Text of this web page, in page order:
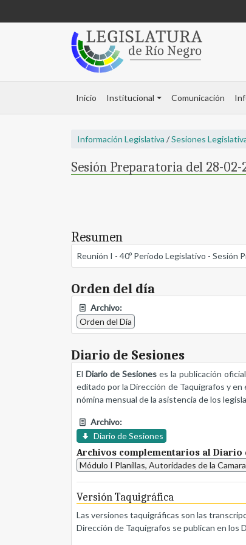
Inicio Institucional Comunicación
Información Legislativa /Sesiones
Sesión Preparatoria del 28-02-
Resumen
Reunión I - 40º Período Legislativo - Sesión
Orden del día
Archivo:
Orden del Día
Diario de Sesiones
ElDiario de Sesiones es la publicación
editado por la Dirección de Taquígrafos y
nómina mensual de la asistencia de los
Archivo:
Diario de Sesiones
Archivos complementarios al Diario
Módulo I Planillas, Autoridades de la
Versión Taquigráfica
Las versiones taquigráficas son las
Dirección de Taquígrafos se publican en los